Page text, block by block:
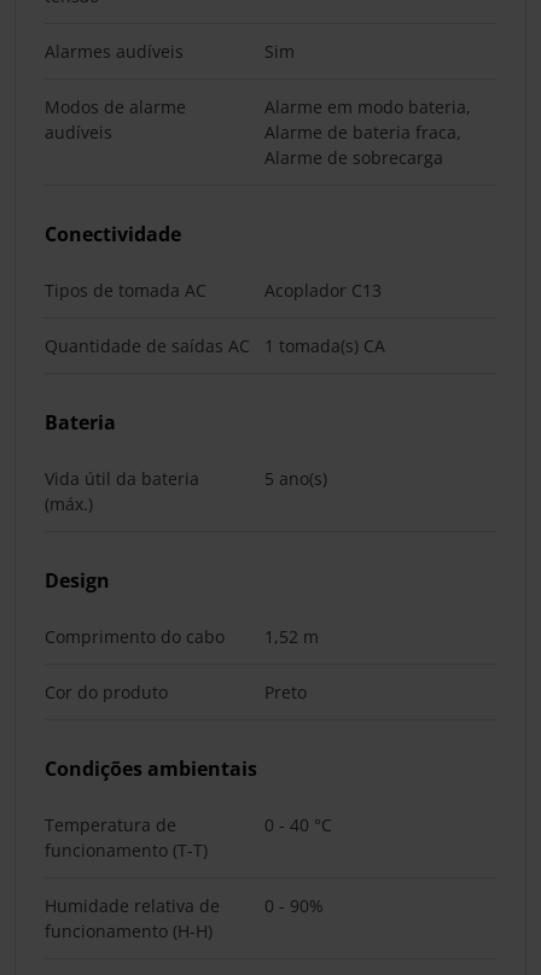
Alarmes audíveis Sim
Modos de alarme
audíveis
Alarme em modo bateria,
Alarme de bateria fraca,
Alarme de sobrecarga
Conectividade
Tipos de tomada AC Acoplador C13
Quantidade de saídas AC 1 tomada(s) CA
Bateria
Vida útil da bateria
(máx.)
5 ano(s)
Design
Comprimento do cabo 1,52 m
Cor do produto Preto
Condições ambientais
Temperatura de
funcionamento (T-T)
0 - 40 °C
Humidade relativa de
funcionamento (H-H)
0 - 90%